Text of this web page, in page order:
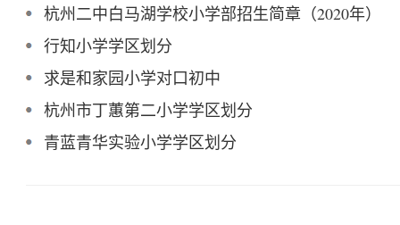
杭州二中白马湖学校小学部招生简章（2020年）
行知小学学区划分
求是和家园小学对口初中
杭州市丁蕙第二小学学区划分
青蓝青华实验小学学区划分